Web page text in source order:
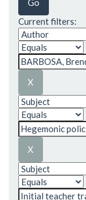
Current filters: